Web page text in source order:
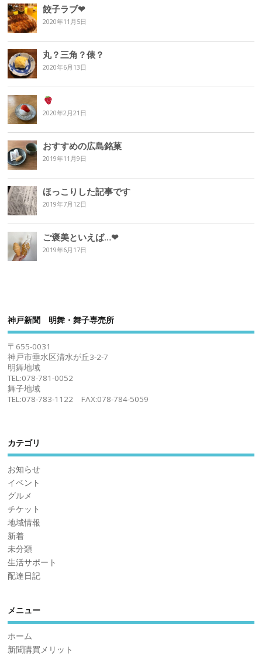
餃子ラブ❤︎
2020年11月5日
丸？三角？俵？
2020年6月13日
2020年2月21日
おすすめの広島銘菓
2019年11月9日
ほっこりした記事です
2019年7月12日
ご褒美といえば…❤︎
2019年6月17日
神戸新聞 明舞・舞子専売所
〒655-0031
神戸市垂水区清水が丘3-2-7
明舞地域
TEL:078-781-0052
舞子地域
TEL:078-783-1122 FAX:078-784-5059
カテゴリ
お知らせ
イベント
グルメ
チケット
地域情報
新着
未分類
生活サポート
配達日記
メニュー
ホーム
新聞購買メリット